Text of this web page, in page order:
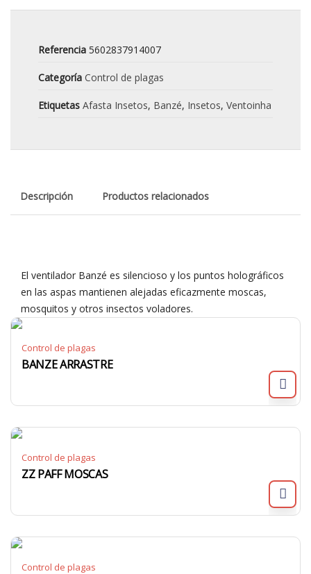
Referencia 5602837914007
Categoría Control de plagas
Etiquetas Afasta Insetos, Banzé, Insetos, Ventoinha
Descripción Productos relacionados
El ventilador Banzé es silencioso y los puntos holográficos
en las aspas mantienen alejadas eficazmente moscas,
mosquitos y otros insectos voladores.
Control de plagas
BANZE ARRASTRE
Control de plagas
ZZ PAFF MOSCAS
Control de plagas